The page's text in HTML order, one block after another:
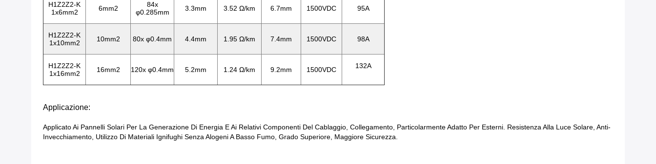
H1Z2Z2-K
1x6mm2
6mm2
84x
φ0.285mm
3.3mm 3.52 Ω/km 6.7mm 1500VDC 95A
H1Z2Z2-K
1x10mm2
10mm2 80x φ0.4mm 4.4mm 1.95 Ω/km 7.4mm 1500VDC 98A
H1Z2Z2-K
1x16mm2
16mm2 120x φ0.4mm 5.2mm 1.24 Ω/km 9.2mm 1500VDC 132A
Applicazione:
Applicato Ai Pannelli Solari Per La Generazione Di Energia E Ai Relativi Componenti Del Cablaggio, Collegamento, Particolarmente Adatto Per Esterni. Resistenza Alla Luce Solare, Anti-
Invecchiamento, Utilizzo Di Materiali Ignifughi Senza Alogeni A Basso Fumo, Grado Superiore, Maggiore Sicurezza.